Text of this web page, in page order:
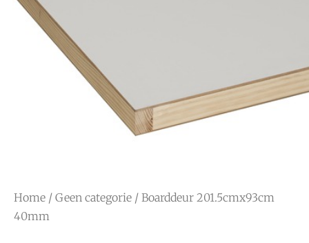
Home / Geen categorie / Boarddeur 201.5cmx93cm
40mm